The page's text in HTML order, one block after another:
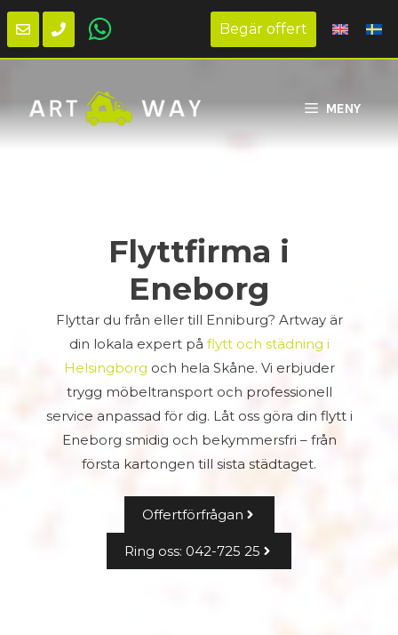
Begär offert
innehåll
MENY
Flyttfirma i
Eneborg
Flyttar du från eller till Enniburg? Artway är
din lokala expert på flytt och städning i
Helsingborg och hela Skåne. Vi erbjuder
trygg möbeltransport och professionell
service anpassad för dig. Låt oss göra din flytt i
Eneborg smidig och bekymmersfri – från
första kartongen till sista städtaget.
Offertförfrågan
Ring oss: 042-725 25